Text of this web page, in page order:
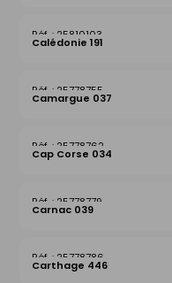
25810103
Calédonie 191
25778755
Camargue 037
25778762
Cap Corse 034
25778779
Carnac 039
25778786
Carthage 446